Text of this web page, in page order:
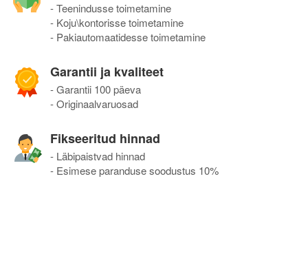
- Teenindusse toimetamine
- Koju\kontorisse toimetamine
- Pakiautomaatidesse toimetamine
Garantii ja kvaliteet
- Garantii 100 päeva
- Originaalvaruosad
Fikseeritud hinnad
- Läbipaistvad hinnad
- Esimese paranduse soodustus 10%